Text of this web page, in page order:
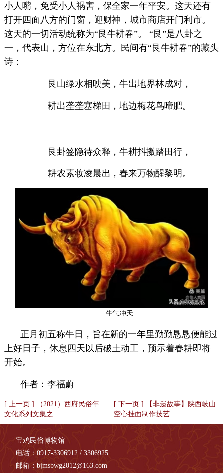
小人嘴，免受小人祸害，保全家一年平安。这天还有
打开四面八方的门窗，迎财神，城市商店开门利市。
这天的一切活动统称为“艮牛耕春”。 “艮”是八卦之
一，代表山，方位在东北方。民间有“艮牛耕春”的藏头
诗：
艮山绿水相映美，牛出地界林成对，
耕出垄垄塞梯田，地边梅花鸟啼肥。
艮卦签隐待众释，牛耕抖擞踏田行，
耕农素妆凌晨出，春来万物醒黎明。
牛气冲天
正月初五称牛日，旨在新的一年里勤勤恳恳便能过
上好日子，休息四天以后破土动工，预示着春耕即将
开始。
作者：李福蔚
[ 上一页 ] （2021）西府民俗年
文化系列文集之...
[ 下一页 ] 【非遗故事】陕西岐山
空心挂面制作技艺
宝鸡民俗博物馆
电话：0917-3306912 / 3306925
邮箱：bjmsbwg2012@163.com